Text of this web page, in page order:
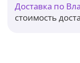
Доставка по
стоимость